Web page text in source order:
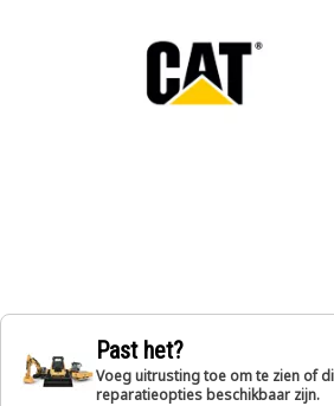
Past het?
Voeg uitrusting toe om te zien of
reparatieopties beschikbaar zijn.